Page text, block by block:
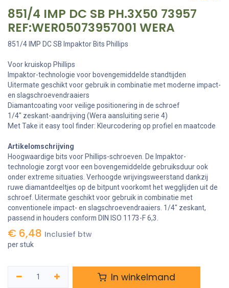
851/4 IMP DC SB PH.3X50 73957
REF:WER05073957001 WERA
851/4 IMP DC SB Impaktor Bits Phillips
Voor kruiskop Phillips
Impaktor-technologie voor bovengemiddelde standtijden
Uitermate geschikt voor gebruik in combinatie met moderne impact-
en slagschroevendraaiers
Diamantcoating voor veilige positionering in de schroef
1/4" zeskant-aandrijving (Wera aansluiting serie 4)
Met Take it easy tool finder: Kleurcodering op profiel en maatcode
Artikelomschrijving
Hoogwaardige bits voor Phillips-schroeven. De Impaktor-
technologie zorgt voor een bovengemiddelde gebruiksduur ook
onder extreme situaties. Verhoogde wrijvingsweerstand dankzij
ruwe diamantdeeltjes op de bitpunt voorkomt het wegglijden uit de
schroef. Uitermate geschikt voor gebruik in combinatie met
conventionele impact- en slagschroevendraaiers. 1/4" zeskant,
passend in houders conform DIN ISO 1173-F 6,3.
€ 6,48 Inclusief btw
per stuk
In winkelmand